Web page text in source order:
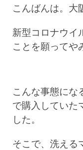
こんばんは。大
新型コロナウイ
ことを願ってや
こんな事態にな
で購入していた
した。
そこで、洗える